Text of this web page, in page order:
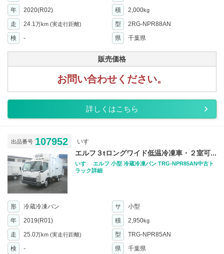
年
2020(R02) 積 2,000kg
走 24.1万km (実走行距離) 型
2RG-NPR88AN
検
- 県 千葉県
販売価格
お問い合わせください。
詳しくはこちら
出品番号 107952 いすゞ
エルフ３tロングワイド低温冷凍車・２室可...
いすゞ エルフ 小型 冷蔵冷凍バン TRG-NPR85AN中古ト
ラック詳細
形 冷蔵冷凍バン サ
小型
年
2019(R01) 積 2,950kg
走 25.0万km (実走行距離) 型
TRG-NPR85AN
検
- 県 千葉県